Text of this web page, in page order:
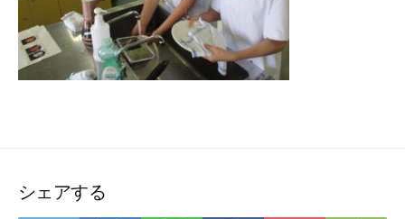
シェアする